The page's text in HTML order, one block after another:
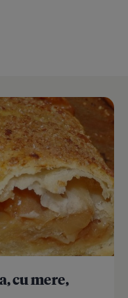
cu mere,